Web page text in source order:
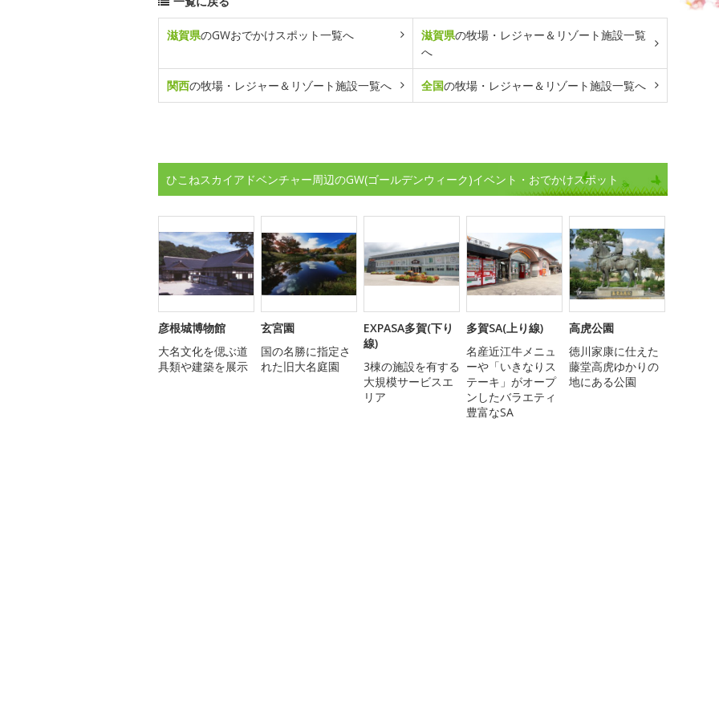
滋賀県のGWおでかけスポット一覧へ 滋賀県の牧場・レジャー＆リゾート施設一覧
へ
関西の牧場・レジャー＆リゾート施設一覧へ 全国の牧場・レジャー＆リゾート施設一覧へ
ひこねスカイアドベンチャー周辺のGW(ゴールデンウィーク)イベント・おでかけスポット
彦根城博物館
大名文化を偲ぶ道
具類や建築を展示
玄宮園
国の名勝に指定さ
れた旧大名庭園
EXPASA多賀(下り
線)
3棟の施設を有する
大規模サービスエ
リア
多賀SA(上り線)
名産近江牛メニュ
ーや「いきなりス
テーキ」がオープ
ンしたバラエティ
豊富なSA
高虎公園
徳川家康に仕えた
藤堂高虎ゆかりの
地にある公園